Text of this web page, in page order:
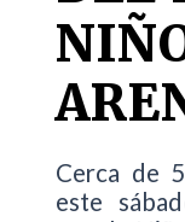
Cerca de
este